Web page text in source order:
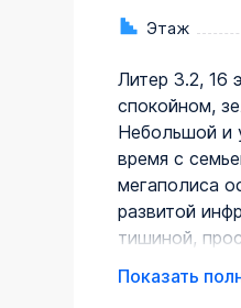
Этаж
Литер 3.2, 16
спокойном,
Небольшой и
время с
мегаполиса
развитой
тишиной,
деталей и
Показать